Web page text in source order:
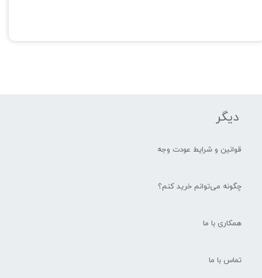
دیگر
قوانین و شرایط عودت وجه
چگونه می‌توانم خرید کنم؟
همکاری با ما
تماس با ما